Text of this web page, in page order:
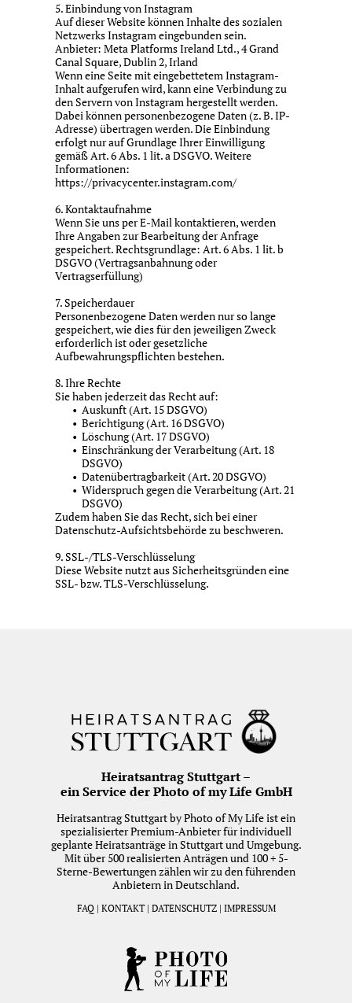
5. Einbindung von Instagram
Auf dieser Website können Inhalte des sozialen
Netzwerks Instagram eingebunden sein.
Anbieter: Meta Platforms Ireland Ltd., 4 Grand
Canal Square, Dublin 2, Irland
Wenn eine Seite mit eingebettetem Instagram-
Inhalt aufgerufen wird, kann eine Verbindung zu
den Servern von Instagram hergestellt werden.
Dabei können personenbezogene Daten (z. B. IP-
Adresse) übertragen werden. Die Einbindung
erfolgt nur auf Grundlage Ihrer Einwilligung
gemäß Art. 6 Abs. 1 lit. a DSGVO. Weitere
Informationen:
https://privacycenter.instagram.com/
6. Kontaktaufnahme
Wenn Sie uns per E-Mail kontaktieren, werden
Ihre Angaben zur Bearbeitung der Anfrage
gespeichert. Rechtsgrundlage: Art. 6 Abs. 1 lit. b
DSGVO (Vertragsanbahnung oder
Vertragserfüllung)
7. Speicherdauer
Personenbezogene Daten werden nur so lange
gespeichert, wie dies für den jeweiligen Zweck
erforderlich ist oder gesetzliche
Aufbewahrungspflichten bestehen.
8. Ihre Rechte
Sie haben jederzeit das Recht auf:
Auskunft (Art. 15 DSGVO)
Berichtigung (Art. 16 DSGVO)
Löschung (Art. 17 DSGVO)
Einschränkung der Verarbeitung (Art. 18
DSGVO)
Datenübertragbarkeit (Art. 20 DSGVO)
Widerspruch gegen die Verarbeitung (Art. 21
DSGVO)
Zudem haben Sie das Recht, sich bei einer
Datenschutz-Aufsichtsbehörde zu beschweren.
9. SSL-/TLS-Verschlüsselung
Diese Website nutzt aus Sicherheitsgründen eine
SSL- bzw. TLS-Verschlüsselung.
Heiratsantrag Stuttgart –
ein Service der Photo of my Life GmbH
Heiratsantrag Stuttgart by Photo of My Life ist ein
spezialisierter Premium-Anbieter für individuell
geplante Heiratsanträge in Stuttgart und Umgebung.
Mit über 500 realisierten Anträgen und 100 + 5-
Sterne-Bewertungen zählen wir zu den führenden
Anbietern in Deutschland.
FAQ| KONTAKT| DATENSCHUTZ| IMPRESSUM